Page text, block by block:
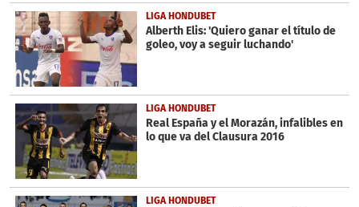
LIGA HONDUBET
Alberth Elis: 'Quiero ganar el título de
goleo, voy a seguir luchando'
LIGA HONDUBET
Real España y el Morazán, infalibles en
lo que va del Clausura 2016
LIGA HONDUBET